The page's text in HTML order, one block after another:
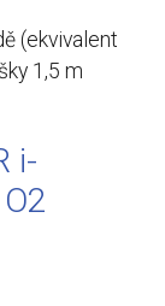
(ekvivalent
1,5 m
i-